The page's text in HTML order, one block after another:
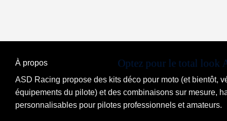
Optez pour le total look
À propos
ASD Racing propose des kits déco pour moto (et bientôt,
équipements du pilote) et des combinaisons sur mesure,
personnalisables pour pilotes professionnels et amateurs.